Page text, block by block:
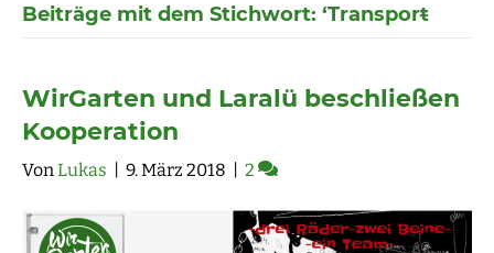
Beiträge mit dem Stichwort: ‘Transport̵
WirGarten und Laralü beschließen
Kooperation
Von Lukas | 9. März 2018 | 2